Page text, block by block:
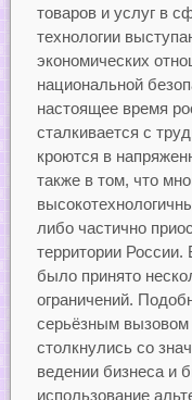
товаров и услуг в
технологии
экономических
национальной
настоящее время
сталкивается с
кроются в
также в том, что
либо частично
территории
было принято
ограничений.
серьёзным
столкнулись со
ведении бизнеса и
использование